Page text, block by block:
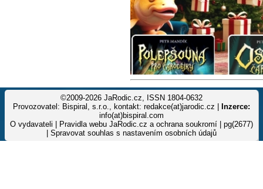
©2009-2026 JaRodic.cz, ISSN 1804-0632
Provozovatel: Bispiral, s.r.o., kontakt: redakce(at)jarodic.cz |
Inzerce:
info(at)bispiral.com
O vydavateli
Pravidla webu JaRodic.cz a ochrana soukromí | pg(2677)
Spravovat souhlas s nastavením osobních údajů